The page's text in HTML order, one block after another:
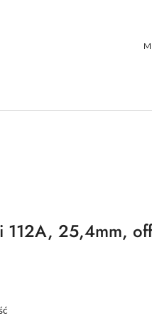
112A, 25,4mm,